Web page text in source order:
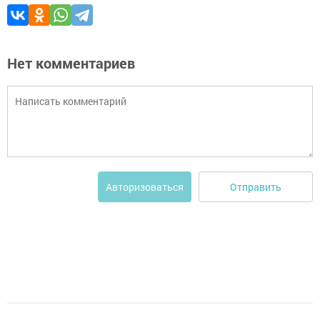
Нет комментариев
Авторизоваться Отправить